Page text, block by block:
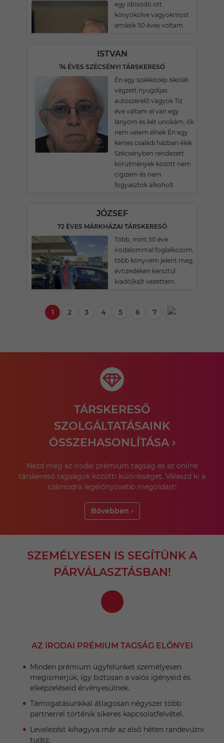
egy idösödö ott
könyökölve vagyokmost
amásik 50 éves voltam
ISTVAN
74 ÉVES SZÉCSÉNYI TÁRSKERESŐ
Én egy szakközép iskolát
végzett nyugdíjas
autószerelő vagyok Tíz
éve váltam el van egy
lányom és két unokám, ők
nem velem élnek Én egy
kertes családi házban élek
Szécsényben rendezett
körülmények között nem
cigizem és nem
fogyasztok alkoholt
JÓZSEF
72 ÉVES MÁRKHÁZAI TÁRSKERESŐ
Több, mint 50 éve
irodalommal foglalkozom,
több könyvem jelent meg,
évtizedeken kersztül
kiadó(ka)t vezettem.
1 2 3 4 5 6 7
TÁRSKERESŐ
SZOLGÁLTATÁSAINK
ÖSSZEHASONLÍTÁSA ›
Nézd meg az irodai prémium tagság és az online
társkereső tagságok közötti különbséget. Válaszd ki a
számodra legelőnyösebb megoldást!
Bővebben ›
SZEMÉLYESEN IS SEGÍTÜNK A
PÁRVÁLASZTÁSBAN!
AZ IRODAI PRÉMIUM TAGSÁG ELŐNYEI
Minden prémium ügyfelünket személyesen
megismerjük, így biztosan a valós igényeid és
elképzeléseid érvényesülnek.
Támogatásunkkal átlagosan négyszer több
partnerrel történik sikeres kapcsolatfelvétel.
Levelezést kihagyva már az első héten randevúzni
tudsz.